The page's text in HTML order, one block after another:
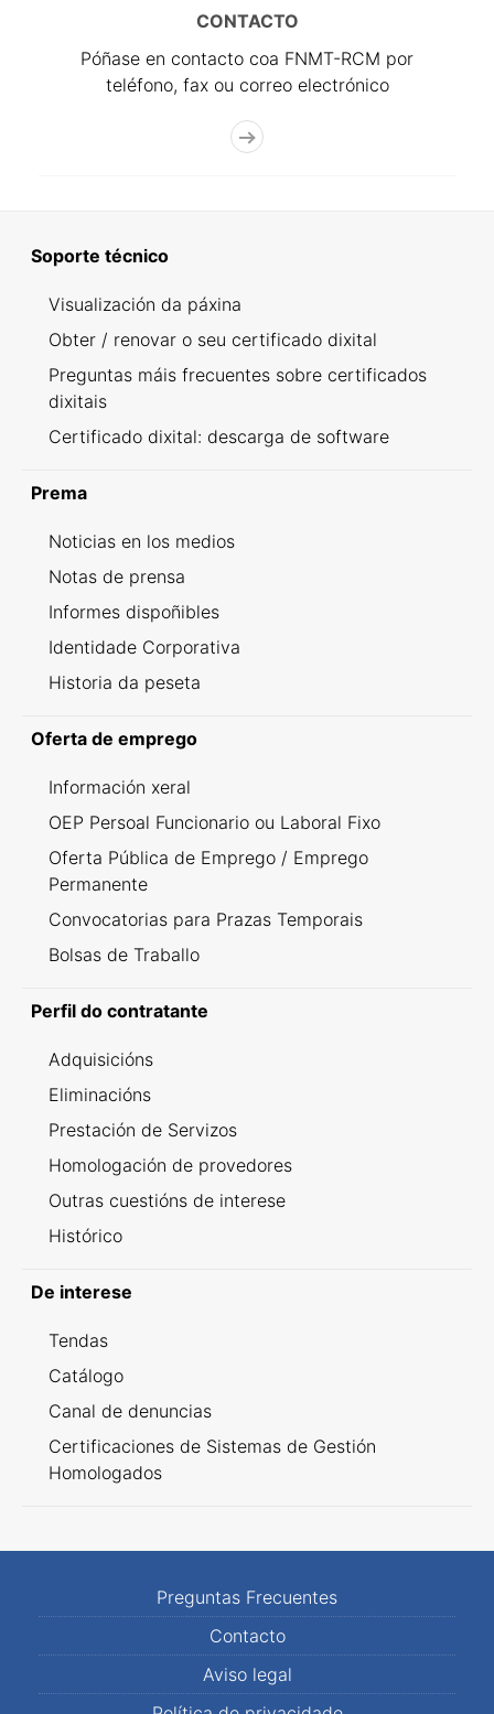
CONTACTO
Póñase en contacto coa FNMT-RCM por
teléfono, fax ou correo electrónico
Soporte técnico
Visualización da páxina
Obter / renovar o seu certificado dixital
Preguntas máis frecuentes sobre certificados
dixitais
Certificado dixital: descarga de software
Prema
Noticias en los medios
Notas de prensa
Informes dispoñibles
Identidade Corporativa
Historia da peseta
Oferta de emprego
Información xeral
OEP Persoal Funcionario ou Laboral Fixo
Oferta Pública de Emprego / Emprego
Permanente
Convocatorias para Prazas Temporais
Bolsas de Traballo
Perfil do contratante
Adquisicións
Eliminacións
Prestación de Servizos
Homologación de provedores
Outras cuestións de interese
Histórico
De interese
Tendas
Catálogo
Canal de denuncias
Certificaciones de Sistemas de Gestión
Homologados
Preguntas Frecuentes
Contacto
Aviso legal